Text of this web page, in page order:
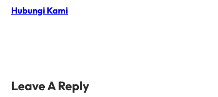
Hubungi Kami
Leave A Reply